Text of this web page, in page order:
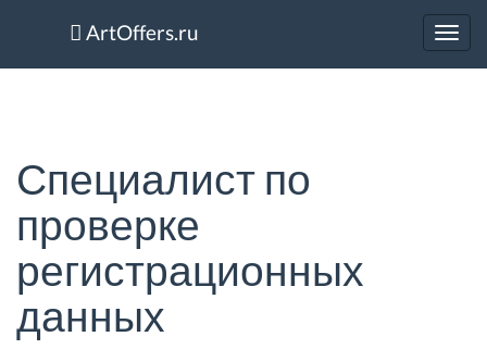
ArtOffers.ru
Специалист по
проверке
регистрационных
данных